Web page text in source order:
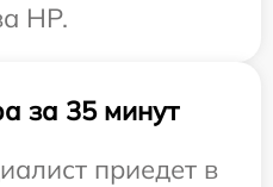
HP.
за 35 минут
приедет в